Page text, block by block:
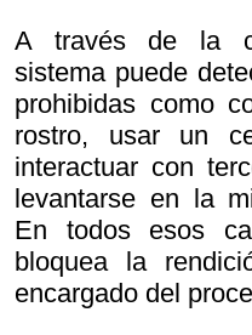
A través de la
sistema puede
prohibidas como
rostro, usar un
interactuar con
levantarse en la
En todos esos
bloquea la
encargado del